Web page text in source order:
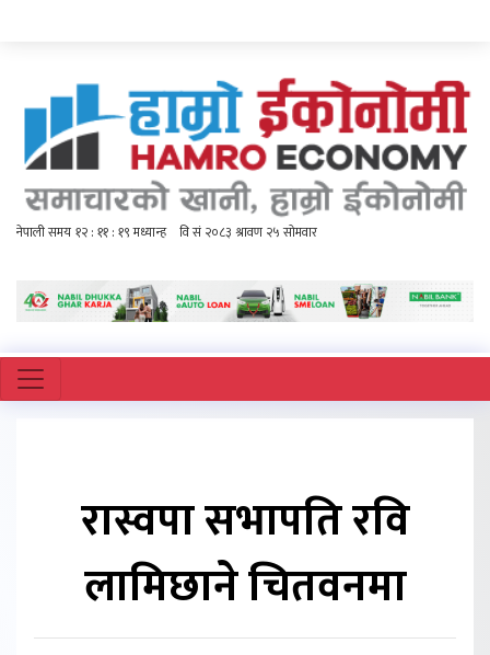
रास्वपा सभापति रवि
लामिछाने चितवनमा